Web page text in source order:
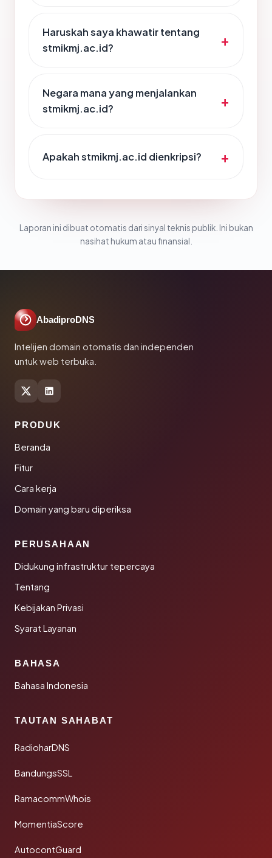
Haruskah saya khawatir tentang
stmikmj.ac.id?
Negara mana yang menjalankan
stmikmj.ac.id?
Apakah stmikmj.ac.id dienkripsi?
Laporan ini dibuat otomatis dari sinyal teknis publik. Ini bukan
nasihat hukum atau finansial.
AbadiproDNS
Intelijen domain otomatis dan independen
untuk web terbuka.
PRODUK
Beranda
Fitur
Cara kerja
Domain yang baru diperiksa
PERUSAHAAN
Didukung infrastruktur tepercaya
Tentang
Kebijakan Privasi
Syarat Layanan
BAHASA
Bahasa Indonesia
TAUTAN SAHABAT
RadioharDNS
BandungsSSL
RamacommWhois
MomentiaScore
AutocontGuard